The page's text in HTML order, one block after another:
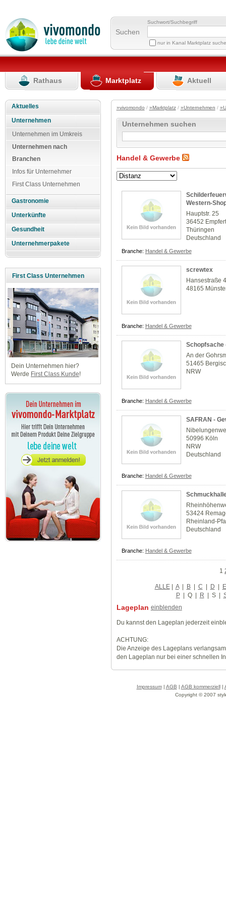
Suchen
Suchwort/Suchbegriff
nur in Kanal Marktplatz
Rathaus Marktplatz Aktuell
Aktuelles
Unternehmen
Unternehmen im Umkreis
Unternehmen nach
Branchen
Infos für Unternehmer
First Class Unternehmen
Gastronomie
Unterkünfte
Gesundheit
Unternehmerpakete
First Class Unternehmen
Dein Unternehmen hier?
Werde First Class Kunde!
»vivomondo / »Marktplatz/ »Unternehmen /
Unternehmen suchen
Handel & Gewerbe
Western-
Hauptstr. 25
36452
Thüringen
Deutschland
Branche: Handel & Gewerbe
screwtex
Hansestraße
48165
Branche: Handel & Gewerbe
Schopfsache
An der
51465
NRW
Branche: Handel & Gewerbe
SAFRAN -
50996 Köln
NRW
Deutschland
Branche: Handel & Gewerbe
53424
Rheinland-
Deutschland
Branche: Handel & Gewerbe
1
ALLE| A | B | C | D | E
P | Q | R | S|
Lageplan einblenden
Du kannst den Lageplan jederzeit
ACHTUNG:
Die Anzeige des Lageplans
den Lageplan nur bei einer schnellen
Impressum| AGB | AGB kommerziell|
Copyright © 2007